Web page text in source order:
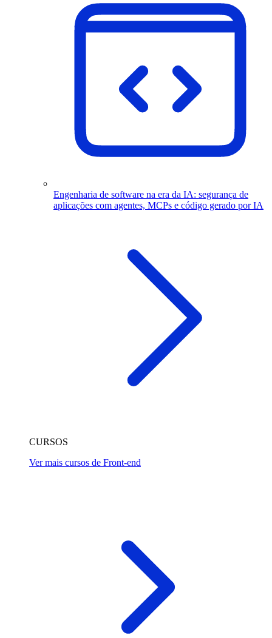
Engenharia de software na era da IA: segurança de
aplicações com agentes, MCPs e código gerado por IA
CURSOS
Ver mais cursos de Front-end